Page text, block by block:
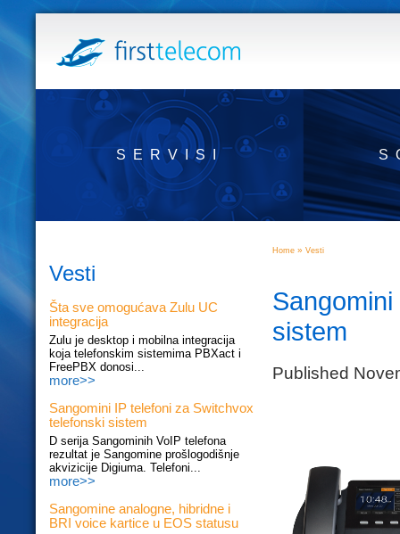
SERVISI
Vesti
Šta sve omogućava Zulu UC
integracija
Zulu je desktop i mobilna integracija
koja telefonskim sistemima PBXact i
FreePBX donosi...
more>>
Sangomini IP telefoni za Switchvox
telefonski sistem
D serija Sangominih VoIP telefona
rezultat je Sangomine prošlogodišnje
akvizicije Digiuma. Telefoni...
more>>
Sangomine analogne, hibridne i
BRI voice kartice u EOS statusu
Home » Vesti
sistem
Published